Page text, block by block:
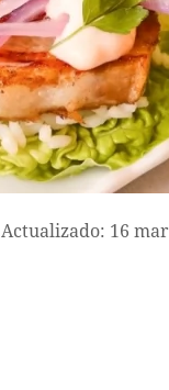
Actualizado: 16